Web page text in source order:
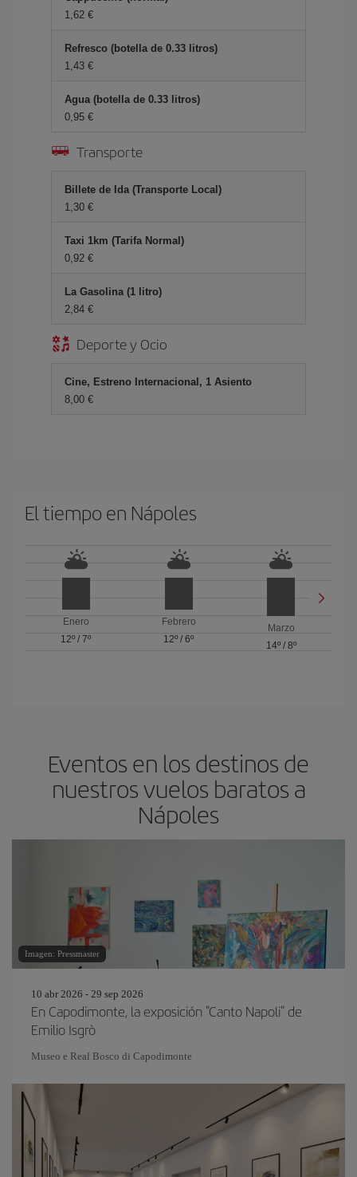
1,62 €
Refresco (botella de 0.33 litros)
1,43 €
Agua (botella de 0.33 litros)
0,95 €
Transporte
Billete de Ida (Transporte Local)
1,30 €
Taxi 1km (Tarifa Normal)
0,92 €
La Gasolina (1 litro)
2,84 €
Deporte y Ocio
Cine, Estreno Internacional, 1 Asiento
8,00 €
El tiempo en Nápoles
Enero
12º /7º
Febrero
12º / 6º
Marzo
14º/ 8º
Eventos en los destinos de
nuestros vuelos baratos a
Nápoles
Imagen: Pressmaster
10 abr 2026 - 29 sep 2026
En Capodimonte, la exposición "Canto Napoli" de
Emilio Isgrò
Museo e Real Bosco di Capodimonte